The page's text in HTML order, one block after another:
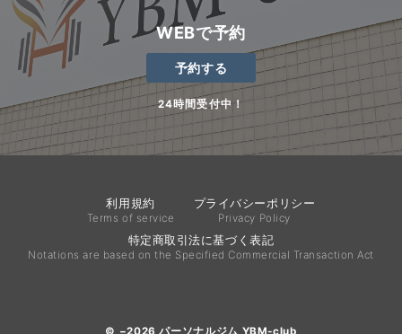
WEBで予約
予約する
24時間受付中！
利用規約
Terms of service
プライバシーポリシー
Privacy Policy
特定商取引法に基づく表記
Notations are based on the Specified Commercial Transaction Act
© −2026パーソナルジム YBM-club